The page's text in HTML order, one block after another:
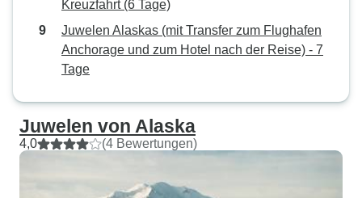
Kreuzfahrt (6 Tage)
Juwelen Alaskas (mit Transfer zum Flughafen
Anchorage und zum Hotel nach der Reise) - 7
Tage
Juwelen von Alaska
4,0 (4 Bewertungen)